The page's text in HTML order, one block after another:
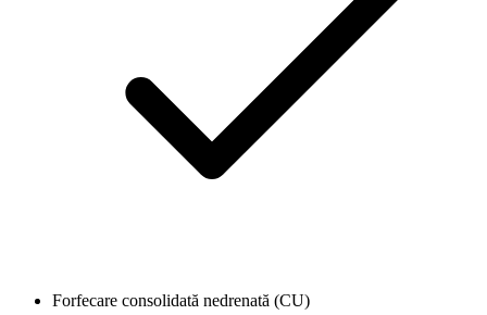
Forfecare consolidată nedrenată (CU)